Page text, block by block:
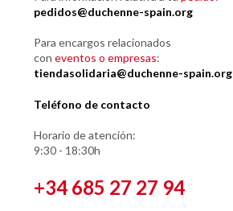
pedidos@duchenne-spain.org
Para encargos relacionados
con eventos o empresas:
tiendasolidaria@duchenne-spain.org
Teléfono de contacto
Horario de atención:
9:30 - 18:30h
+34 685 27 27 94